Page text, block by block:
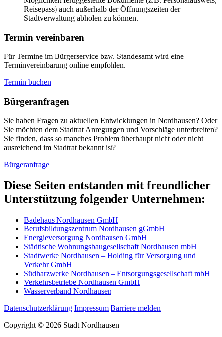
Reisepass) auch außerhalb der Öffnungszeiten der
Stadtverwaltung abholen zu können.
Termin vereinbaren
Für Termine im Bürgerservice bzw. Standesamt wird eine
Terminvereinbarung online empfohlen.
Termin buchen
Bürger­anfragen
Sie haben Fragen zu aktuellen Entwicklungen in Nordhausen? Oder
Sie möchten dem Stadtrat Anregungen und Vorschläge unterbreiten?
Sie finden, dass so manches Problem überhaupt nicht oder nicht
ausreichend im Stadtrat bekannt ist?
Bürgeranfrage
Diese Seiten entstanden mit freundlicher
Unterstützung folgender Unternehmen:
Badehaus Nordhausen GmbH
Berufsbildungszentrum Nordhausen gGmbH
Energieversorgung Nordhausen GmbH
Städtische Wohnungsbaugesellschaft Nordhausen mbH
Stadtwerke Nordhausen – Holding für Versorgung und
Verkehr GmbH
Südharzwerke Nordhausen – Entsorgungsgesellschaft mbH
Verkehrsbetriebe Nordhausen GmbH
Wasserverband Nordhausen
Datenschutzerklärung Impressum Barriere melden
Copyright © 2026 Stadt Nordhausen